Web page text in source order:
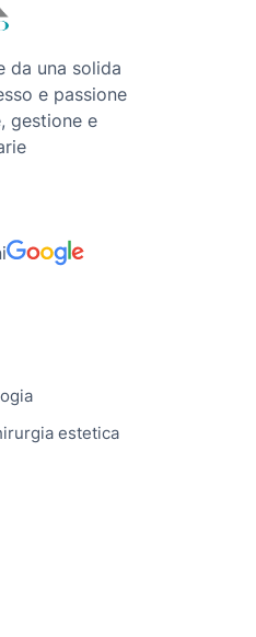
da una solida
e passione
gestione e
estetica